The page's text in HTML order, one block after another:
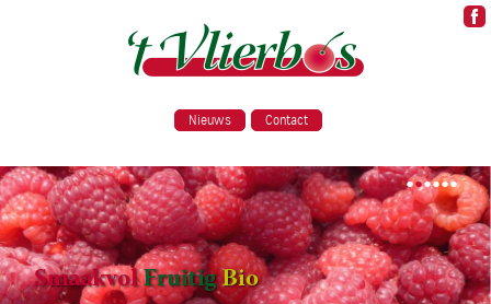
Nieuws Contact
••••••